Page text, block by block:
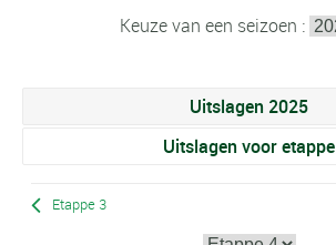
Keuze van een seizoen :
Uitslagen 2025
Uitslagen voor etappe
Etappe 3